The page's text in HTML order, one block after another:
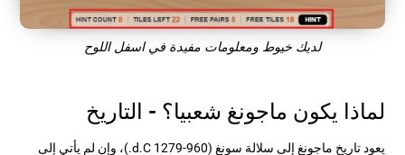
لديك خيوط ومعلومات مفيدة في اسفل اللوح
لماذا يكون ماجونغ شعبيا؟ - التاريخ
يعود تاريخ ماجونغ إلى سلالة سونغ (960-1279 d.C.)، وإن لم يأتي إلى